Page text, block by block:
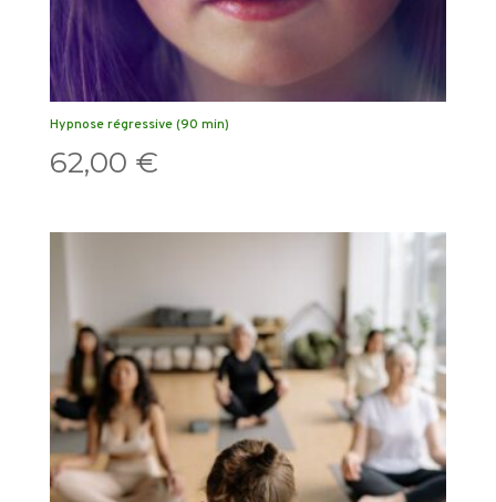
Hypnose régressive (90 min)
62,00 €